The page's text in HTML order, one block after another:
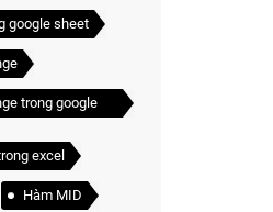
google sheet
trong google
excel
Hàm MID